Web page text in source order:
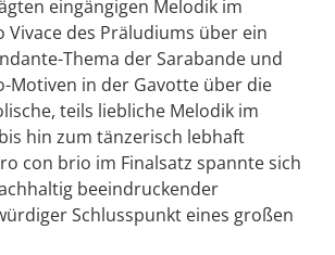
eingängigen Melodik im
Vivace des Präludiums über ein
Thema der Sarabande und
Motiven in der Gavotte über die
teils liebliche Melodik im
hin zum tänzerisch lebhaft
con brio im Finalsatz spannte sich
beeindruckender
Schlusspunkt eines großen